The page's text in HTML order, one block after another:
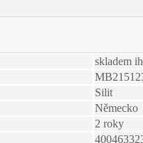
skladem
Silit
Německo
2 roky